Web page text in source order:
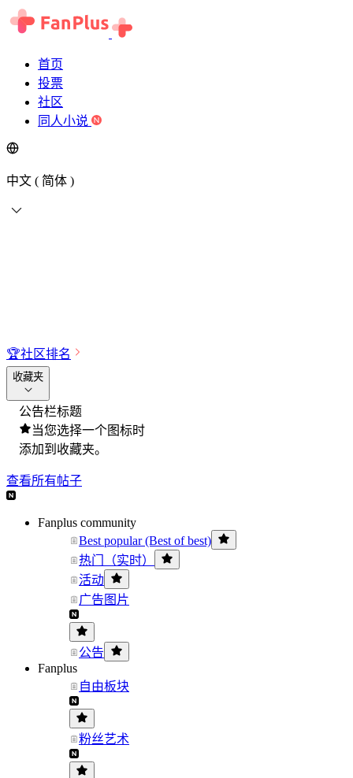
首页
投票
社区
同人小说
中文 ( 简体 )
🏆社区排名
收藏夹
公告栏标题
当您选择一个图标时
添加到收藏夹。
查看所有帖子
Fanplus community
Best popular (Best of best)
热门（实时）
活动
广告图片
公告
Fanplus
自由板块
粉丝艺术